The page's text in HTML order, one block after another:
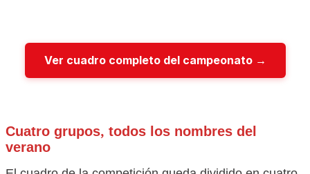
Ver cuadro completo del campeonato →
Cuatro grupos, todos los nombres del
verano